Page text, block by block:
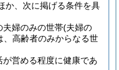
か、次に掲げる条件を具
夫婦のみの世帯(夫婦の
、高齢者のみからなる世
営める程度に健康であ